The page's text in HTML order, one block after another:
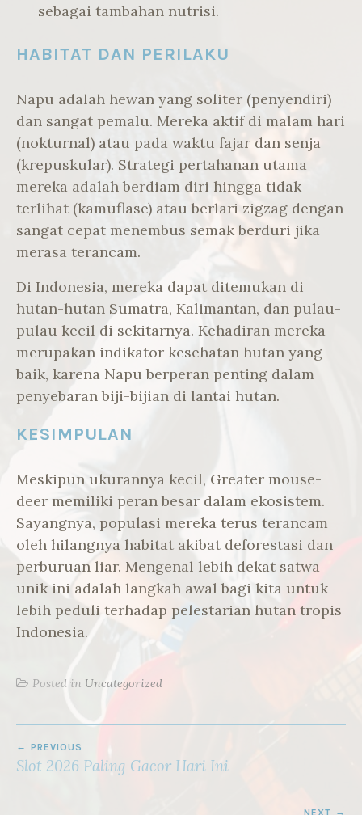
sebagai tambahan nutrisi.
HABITAT DAN PERILAKU
Napu adalah hewan yang soliter (penyendiri)
dan sangat pemalu. Mereka aktif di malam hari
(nokturnal) atau pada waktu fajar dan senja
(krepuskular). Strategi pertahanan utama
mereka adalah berdiam diri hingga tidak
terlihat (kamuflase) atau berlari zigzag dengan
sangat cepat menembus semak berduri jika
merasa terancam.
Di Indonesia, mereka dapat ditemukan di
hutan-hutan Sumatra, Kalimantan, dan pulau-
pulau kecil di sekitarnya. Kehadiran mereka
merupakan indikator kesehatan hutan yang
baik, karena Napu berperan penting dalam
penyebaran biji-bijian di lantai hutan.
KESIMPULAN
Meskipun ukurannya kecil, Greater mouse-
deer memiliki peran besar dalam ekosistem.
Sayangnya, populasi mereka terus terancam
oleh hilangnya habitat akibat deforestasi dan
perburuan liar. Mengenal lebih dekat satwa
unik ini adalah langkah awal bagi kita untuk
lebih peduli terhadap pelestarian hutan tropis
Indonesia.
Posted in Uncategorized
NAVIGATION
PREVIOUS
Slot 2026 Paling Gacor Hari Ini